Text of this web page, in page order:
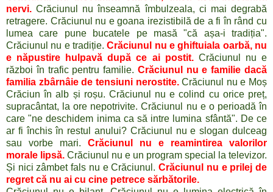
nervi. Crăciunul nu înseamnă îmbulzeala, ci mai degrabă
retragere. Crăciunul nu e goana irezistibilă de a fi în rând cu
lumea care pune bucatele pe masă "că așa-i tradiția".
Crăciunul nu e tradiție.Crăciunul nu e ghiftuiala oarbă, nu
e năpustire hulpavă după ce ai postit. Crăciunul nu e
război în trafic pentru familie. Crăciunul nu e familie dacă
familia zbârnâie de tensiuni nerostite. Crăciunul nu e Moș
Crăciun în alb și roșu. Crăciunul nu e colind cu orice preț,
supracântat, la ore nepotrivite. Crăciunul nu e o perioadă în
care "ne deschidem inima ca să intre lumina sfântă". De ce
ar fi închis în restul anului? Crăciunul nu e slogan dulceag
sau vorbe mari. Crăciunul nu e reamintirea valorilor
morale lipsă. Crăciunul nu e un program special la televizor.
Și nici zâmbet fals nu e Crăciunul. Crăciunul nu e prilej de
regret că nu ai cu cine petrece sărbătorile.